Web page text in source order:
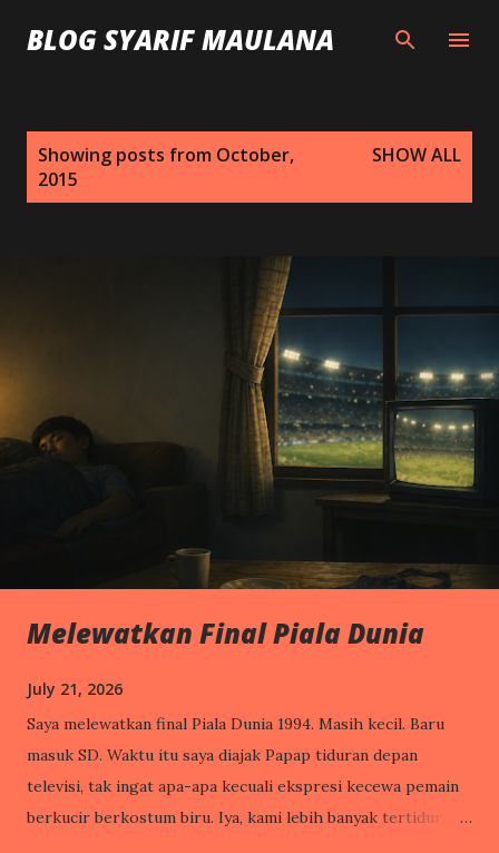
Skip to main content
BLOG SYARIF MAULANA
Showing posts from October,
2015
SHOW ALL
Melewatkan Final Piala Dunia
July 21, 2026
Saya melewatkan final Piala Dunia 1994. Masih kecil. Baru
masuk SD. Waktu itu saya diajak Papap tiduran depan
televisi, tak ingat apa-apa kecuali ekspresi kecewa pemain
berkucir berkostum biru. Iya, kami lebih banyak tertidur